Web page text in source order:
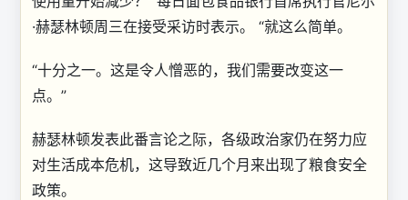
·赫瑟林顿周三在接受采访时表示。 “就这么简单。
“十分之一。这是令人憎恶的，我们需要改变这一
点。”
赫瑟林顿发表此番言论之际，各级政治家仍在努力应
对生活成本危机，这导致近几个月来出现了粮食安全
政策。